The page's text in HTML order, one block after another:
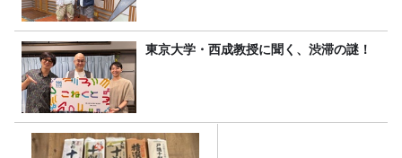
東京大学・西成教授に聞く、渋滞の謎！